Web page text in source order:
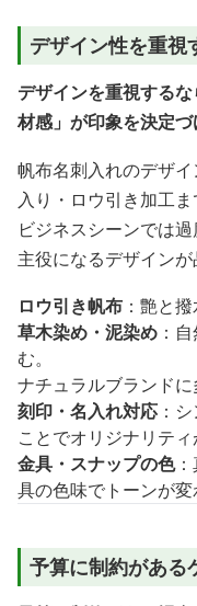
デザイン性を重視
デザインを重視する
材感」が印象を決定づ
帆布名刺入れのデザ
入り・ロウ引き加工ま
ビジネスシーンでは
主役になるデザインが
ロウ引き帆布 ：艶と
草木染め・泥染め ：
む。
ナチュラルブランドに
刻印・名入れ対応 ：
ことでオリジナリテ
金具・スナップの色：
具の色味でトーンが変
予算に制約がある